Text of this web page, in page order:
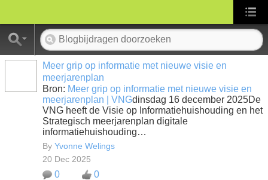
Meer grip op informatie met nieuwe visie en
meerjarenplan
Bron: Meer grip op informatie met nieuwe visie en
meerjarenplan | VNGdinsdag 16 december 2025De
VNG heeft de Visie op Informatiehuishouding en het
Strategisch meerjarenplan digitale
informatiehuishouding…
By Yvonne Welings
20 Dec 2025
0 0